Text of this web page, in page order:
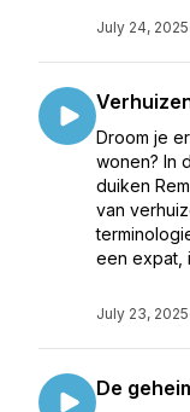
July 24, 2025
Droom je
wonen? In
duiken
van
een expat,
July 23, 2025
De